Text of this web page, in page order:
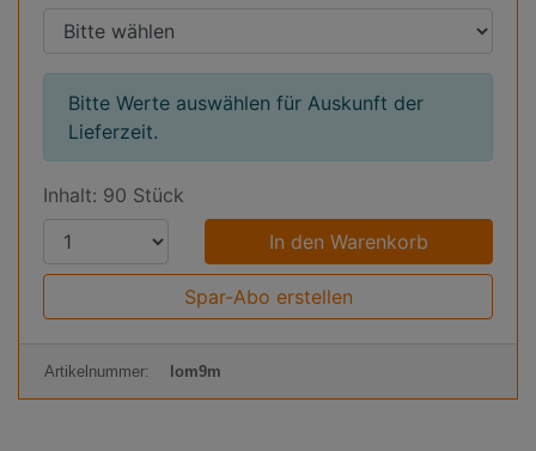
Bitte Werte auswählen für Auskunft der
Lieferzeit.
Inhalt: 90 Stück
r
d
k
t
Spar-Abo erstellen
Artikelnummer: lom9m